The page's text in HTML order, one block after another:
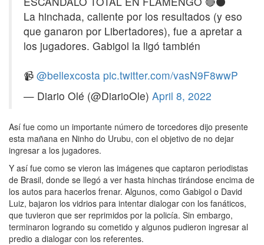
La hinchada, caliente por los resultados (y eso
que ganaron por Libertadores), fue a apretar a
los jugadores. Gabigol la ligó también
📹 @bellexcosta pic.twitter.com/vasN9F8wwP
— Diario Olé (@DiarioOle) April 8, 2022
Así fue como un importante número de torcedores dijo presente
esta mañana en Ninho do Urubu, con el objetivo de no dejar
ingresar a los jugadores.
Y así fue como se vieron las imágenes que captaron periodistas
de Brasil, donde se llegó a ver hasta hinchas tirándose encima de
los autos para hacerlos frenar. Algunos, como Gabigol o David
Luiz, bajaron los vidrios para intentar dialogar con los fanáticos,
que tuvieron que ser reprimidos por la policía. Sin embargo,
terminaron logrando su cometido y algunos pudieron ingresar al
predio a dialogar con los referentes.